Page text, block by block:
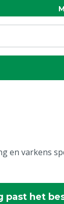
varkens
past het